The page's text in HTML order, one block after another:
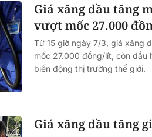
Giá xăng dầu tăng
vượt mốc 27.000
Từ 15 giờ ngày 7/3, giá xăng
mốc 27.000 đồng/lít, còn dầu
biến động thị trường thế giới.
Giá xăng dầu tăng